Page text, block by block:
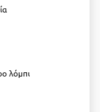
λόμπι